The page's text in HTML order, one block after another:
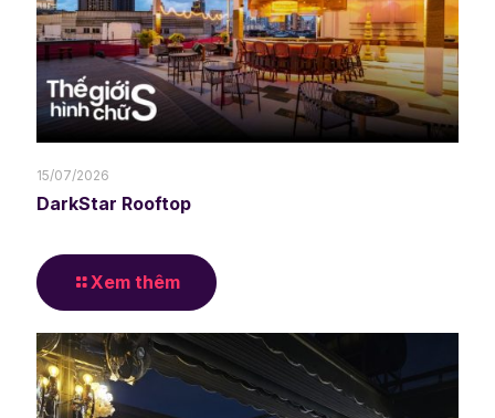
15/07/2026
DarkStar Rooftop
Xem thêm